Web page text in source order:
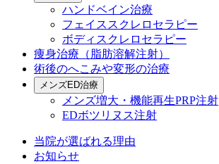
ハンドベイン治療
フェイススクレロセラピー
ボディスクレロセラピー
痩身治療（脂肪溶解注射）
術後のへこみや変形の治療
メンズED治療
メンズ増大・機能再生PRP注射
EDボツリヌス注射
当院が選ばれる理由
お知らせ